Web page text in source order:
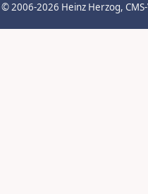
© 2006-2026 Heinz Herzog,